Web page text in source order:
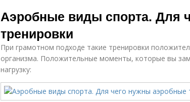
Аэробные виды спорта. Для
тренировки
При грамотном подходе такие тренировки
организма. Положительные моменты, которые вы
нагрузку: